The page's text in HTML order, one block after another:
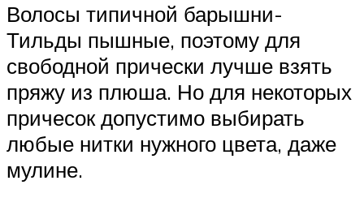
Волосы типичной барышни-
Тильды пышные, поэтому для
свободной прически лучше взять
пряжу из плюша. Но для некоторых
причесок допустимо выбирать
любые нитки нужного цвета, даже
мулине.